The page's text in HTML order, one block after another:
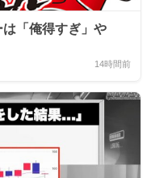
「俺得すぎ」や
14時間前